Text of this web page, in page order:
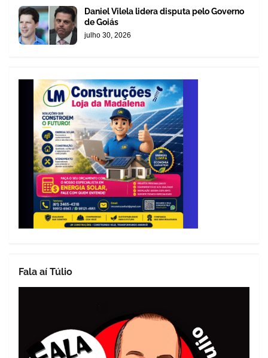
Daniel Vilela lidera disputa pelo Governo
de Goiás
julho 30, 2026
Fala aí Túlio